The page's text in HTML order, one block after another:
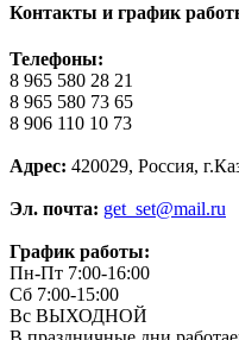
Контакты и график
Телефоны:
8 965 580 28 21
8 965 580 73 65
8 906 110 10 73
Адрес: 420029, Россия,
Эл. почта: get_set@mail.ru
График работы:
Пн-Пт 7:00-16:00
Сб 7:00-15:00
Вс ВЫХОДНОЙ